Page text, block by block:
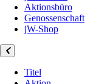
Aktionsbüro
Genossenschaft
jW-Shop
Titel